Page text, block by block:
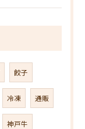
餃子
冷凍 通販
神戸牛